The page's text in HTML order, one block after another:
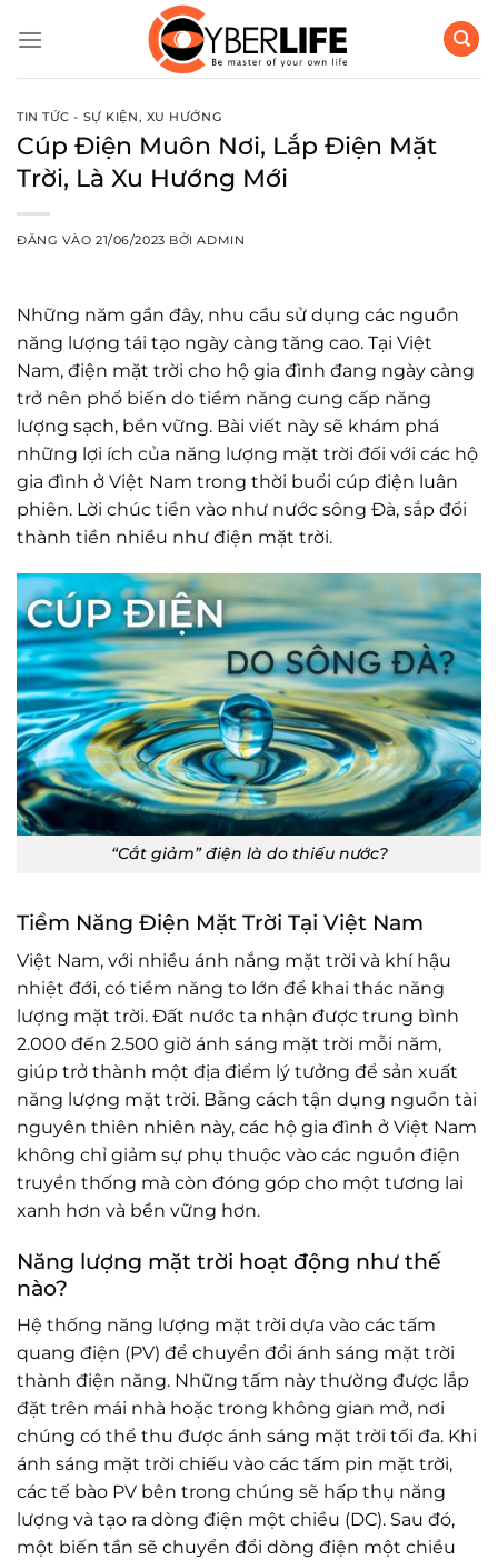
qua
TIN TỨC - SỰ KIỆN, XU HƯỚNG
Cúp Điện Muôn Nơi, Lắp Điện Mặt
Trời, Là Xu Hướng Mới
ĐĂNG VÀO21/06/2023 BỞIADMIN
Những năm gần đây, nhu cầu sử dụng các nguồn
năng lượng tái tạo ngày càng tăng cao. Tại Việt
Nam, điện mặt trời cho hộ gia đình đang ngày càng
trở nên phổ biến do tiềm năng cung cấp năng
lượng sạch, bền vững. Bài viết này sẽ khám phá
những lợi ích của năng lượng mặt trời đối với các hộ
gia đình ở Việt Nam trong thời buổi cúp điện luân
phiên. Lời chúc tiền vào như nước sông Đà, sắp đổi
thành tiền nhiều như điện mặt trời.
“Cắt giảm” điện là do thiếu nước?
Tiềm Năng Điện Mặt Trời Tại Việt Nam
Việt Nam, với nhiều ánh nắng mặt trời và khí hậu
nhiệt đới, có tiềm năng to lớn để khai thác năng
lượng mặt trời. Đất nước ta nhận được trung bình
2.000 đến 2.500 giờ ánh sáng mặt trời mỗi năm,
giúp trở thành một địa điểm lý tưởng để sản xuất
năng lượng mặt trời. Bằng cách tận dụng nguồn tài
nguyên thiên nhiên này, các hộ gia đình ở Việt Nam
không chỉ giảm sự phụ thuộc vào các nguồn điện
truyền thống mà còn đóng góp cho một tương lai
xanh hơn và bền vững hơn.
Năng lượng mặt trời hoạt động như thế
nào?
Hệ thống năng lượng mặt trời dựa vào các tấm
quang điện (PV) để chuyển đổi ánh sáng mặt trời
thành điện năng. Những tấm này thường được lắp
đặt trên mái nhà hoặc trong không gian mở, nơi
chúng có thể thu được ánh sáng mặt trời tối đa. Khi
ánh sáng mặt trời chiếu vào các tấm pin mặt trời,
các tế bào PV bên trong chúng sẽ hấp thụ năng
lượng và tạo ra dòng điện một chiều (DC). Sau đó,
một biến tần sẽ chuyển đổi dòng điện một chiều